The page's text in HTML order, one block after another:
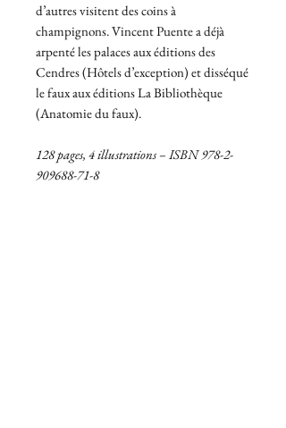
d’autres visitent des coins à
champignons. Vincent Puente a déjà
arpenté les palaces aux éditions des
Cendres (Hôtels d’exception) et disséqué
le faux aux éditions La Bibliothèque
(Anatomie du faux).
128 pages, 4 illustrations – ISBN 978-2-
909688-71-8